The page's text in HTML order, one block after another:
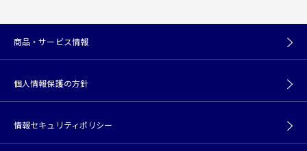
商品・サービス情報
個人情報保護の方針
情報セキュリティポリシー